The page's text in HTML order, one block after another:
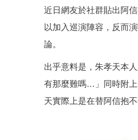
近日網友於社群貼出阿
以加入巡演陣容，反而
論。
出乎意料是，朱孝天本
有那麼難嗎…」同時附
天實際上是在替阿信抱